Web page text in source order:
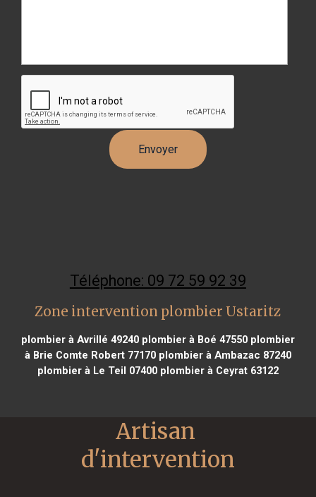
Téléphone: 09 72 59 92 39
Zone intervention plombier Ustaritz
plombier à Avrillé 49240plombier à Boé 47550plombier
à Brie Comte Robert 77170plombier à Ambazac 87240
plombier à Le Teil 07400plombier à Ceyrat 63122
Artisan
d'intervention